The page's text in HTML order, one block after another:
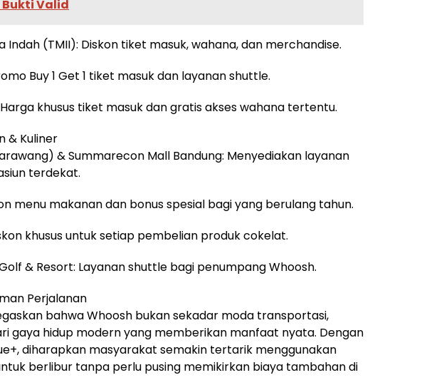
Valid
Indah (TMII): Diskon tiket masuk, wahana, dan merchandise.
Buy 1 Get 1 tiket masuk dan layanan shuttle.
khusus tiket masuk dan gratis akses wahana tertentu.
& Kuliner
& Summarecon Mall Bandung: Menyediakan layanan
terdekat.
menu makanan dan bonus spesial bagi yang berulang tahun.
khusus untuk setiap pembelian produk cokelat.
& Resort: Layanan shuttle bagi penumpang Whoosh.
Perjalanan
bahwa Whoosh bukan sekadar moda transportasi,
gaya hidup modern yang memberikan manfaat nyata. Dengan
diharapkan masyarakat semakin tertarik menggunakan
berlibur tanpa perlu pusing memikirkan biaya tambahan di